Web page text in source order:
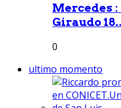
Mercedes :
Giraudo
0
ultimo momento